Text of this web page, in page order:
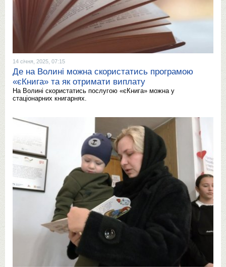
14 січня, 2025, 07:15
Де на Волині можна скористатись програмою
«єКнига» та як отримати виплату
На Волині скористатись послугою «єКнига» можна у
стаціонарних книгарнях.